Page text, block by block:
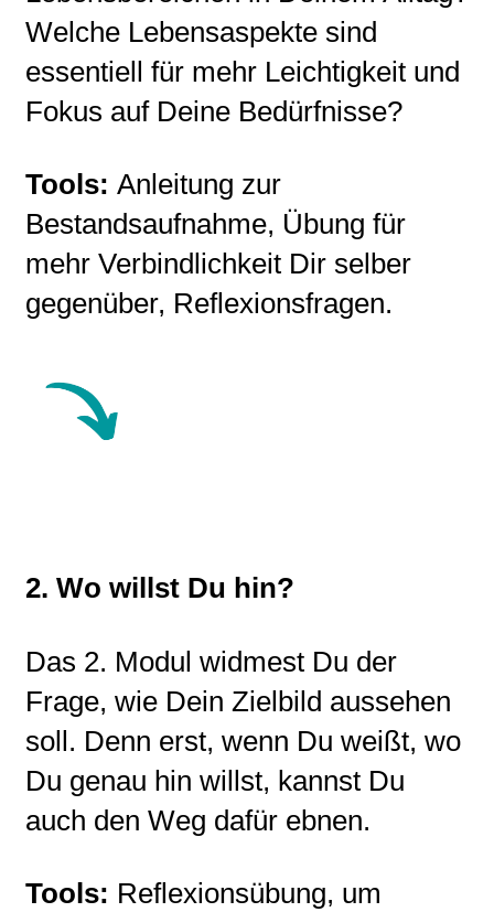
Welche Lebensaspekte sind
essentiell für mehr Leichtigkeit und
Fokus auf Deine Bedürfnisse?
Tools: Anleitung zur
Bestandsaufnahme, Übung für
mehr Verbindlichkeit Dir selber
gegenüber, Reflexionsfragen.
2. Wo willst Du hin?
Das 2. Modul widmest Du der
Frage, wie Dein Zielbild aussehen
soll. Denn erst, wenn Du weißt, wo
Du genau hin willst, kannst Du
auch den Weg dafür ebnen.
Tools: Reflexionsübung, um